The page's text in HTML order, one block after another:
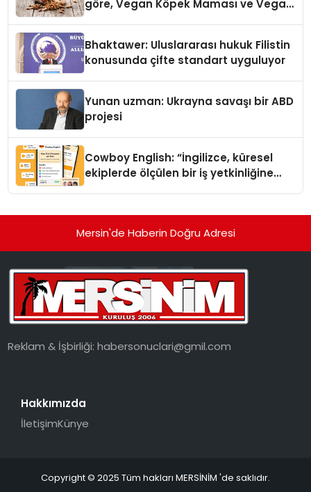
göre, Vegan Köpek Maması ve Vegan
Bhaktawer: Uluslararası hukuk Filistin
konusunda çifte standart uyguluyor
Yunan uzman: Ukrayna savaşı bir ABD
projesi
Cowboy English: “İngilizce, küresel
ekiplerde ölçülen bir iş yetkinliğine
Mersin'de Haberin Doğru Adresi
Reklam & İşbirliği:habersonuclari@gmil.com
Hakkımızda
İletişimKünye
Copyright © 2025 Tüm hakları MERSİNİM 'de saklıdır.